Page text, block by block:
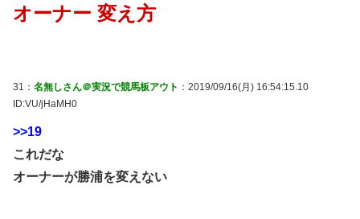
オーナー 変え方
31： 名無しさん＠実況で競馬板アウト ：2019/09/16(月) 16:54:15.10
ID:VU/jHaMH0
>>19
これだな
オーナーが勝浦を変えない